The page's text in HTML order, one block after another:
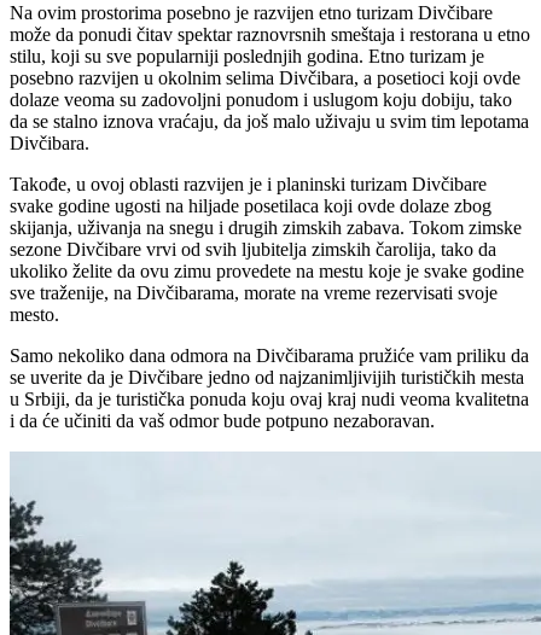
Na ovim prostorima posebno je razvijen etno turizam Divčibare
može da ponudi čitav spektar raznovrsnih smeštaja i restorana u etno
stilu, koji su sve popularniji poslednjih godina. Etno turizam je
posebno razvijen u okolnim selima Divčibara, a posetioci koji ovde
dolaze veoma su zadovoljni ponudom i uslugom koju dobiju, tako
da se stalno iznova vraćaju, da još malo uživaju u svim tim lepotama
Divčibara.
Takođe, u ovoj oblasti razvijen je i planinski turizam Divčibare
svake godine ugosti na hiljade posetilaca koji ovde dolaze zbog
skijanja, uživanja na snegu i drugih zimskih zabava. Tokom zimske
sezone Divčibare vrvi od svih ljubitelja zimskih čarolija, tako da
ukoliko želite da ovu zimu provedete na mestu koje je svake godine
sve traženije, na Divčibarama, morate na vreme rezervisati svoje
mesto.
Samo nekoliko dana odmora na Divčibarama pružiće vam priliku da
se uverite da je Divčibare jedno od najzanimljivijih turističkih mesta
u Srbiji, da je turistička ponuda koju ovaj kraj nudi veoma kvalitetna
i da će učiniti da vaš odmor bude potpuno nezaboravan.